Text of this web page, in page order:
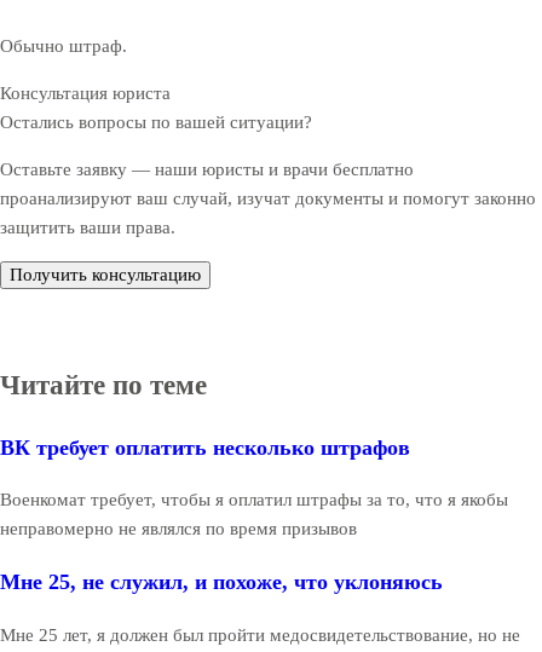
Обычно штраф.
Консультация юриста
Остались вопросы по вашей ситуации?
Оставьте заявку — наши юристы и врачи бесплатно
проанализируют ваш случай, изучат документы и помогут законно
защитить ваши права.
Получить консультацию
Читайте по теме
ВК требует оплатить несколько штрафов
Военкомат требует, чтобы я оплатил штрафы за то, что я якобы
неправомерно не являлся по время призывов
Мне 25, не служил, и похоже, что уклоняюсь
Мне 25 лет, я должен был пройти медосвидетельствование, но не